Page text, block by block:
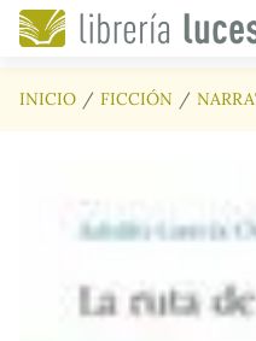
Saltar al contenido principal
INICIO FICCIÓN